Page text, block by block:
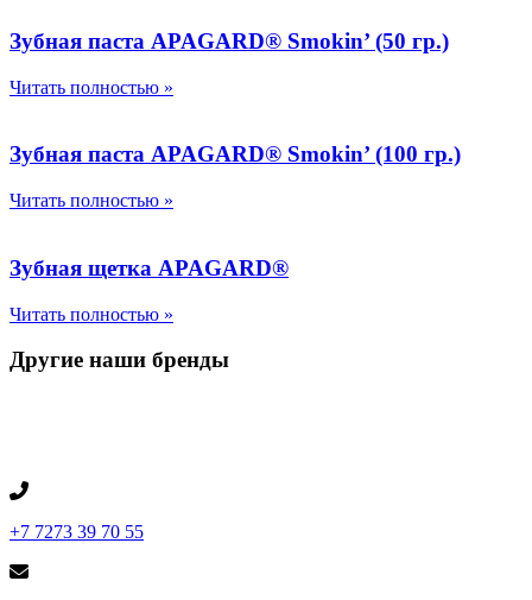
Зубная паста APAGARD® Smokin’ (50 гр.)
Читать полностью »
Зубная паста APAGARD® Smokin’ (100 гр.)
Читать полностью »
Зубная щетка APAGARD®
Читать полностью »
Другие наши бренды
+7 7273 39 70 55